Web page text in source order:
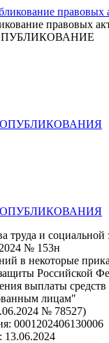
правовых
труда и
№ 153н
в некоторые
Российской
выплаты
лицам"
№ 78527)
0001202406130006
13.06.2024